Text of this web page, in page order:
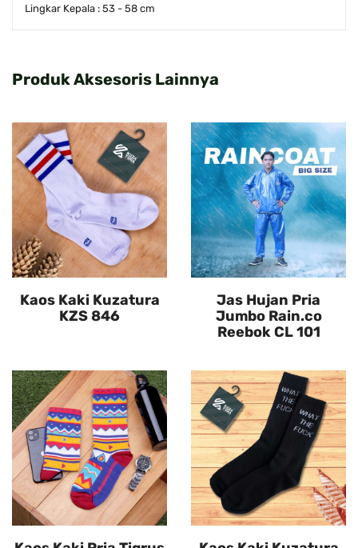
Lingkar Kepala : 53 - 58 cm
Produk Aksesoris Lainnya
Kaos Kaki Kuzatura
KZS 846
Jas Hujan Pria
Jumbo Rain.co
Reebok CL 101